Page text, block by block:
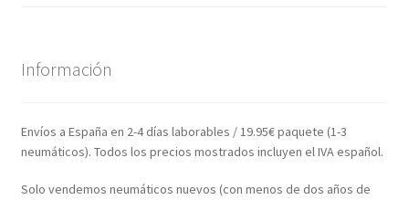
Información
Envíos a España en 2-4 días laborables / 19.95€ paquete (1-3
neumáticos). Todos los precios mostrados incluyen el IVA español.
Solo vendemos neumáticos nuevos (con menos de dos años de